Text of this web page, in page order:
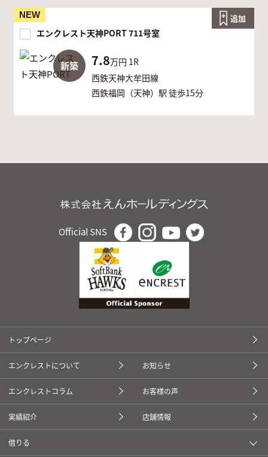
NEW
新築
エンクレスト天神PORT 711号室
7.8万円 1R
西鉄天神大牟田線
西鉄福岡（天神）駅 徒歩15分
追加
Official SNS
トップページ
エンクレストについて お知らせ
エンクレストコラム お客様の声
実績紹介 店舗情報
借りる